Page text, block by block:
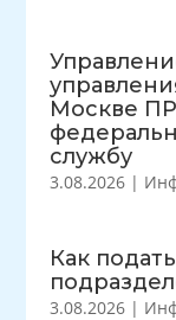
Москве
службу
3.08.2026 |
Как
3.08.2026 |